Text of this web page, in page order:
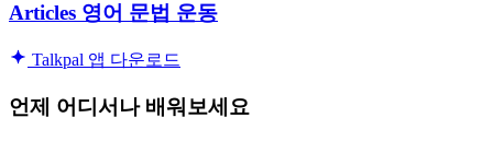
Articles 영어 문법 운동
Talkpal 앱 다운로드
언제 어디서나 배워보세요